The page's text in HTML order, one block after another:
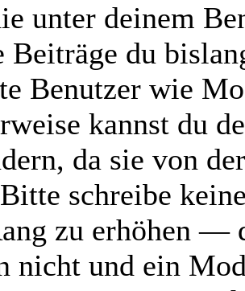
unter deinem
Beiträge du
Benutzer wie
kannst du
da sie von
schreibe
zu erhöhen —
nicht und ein